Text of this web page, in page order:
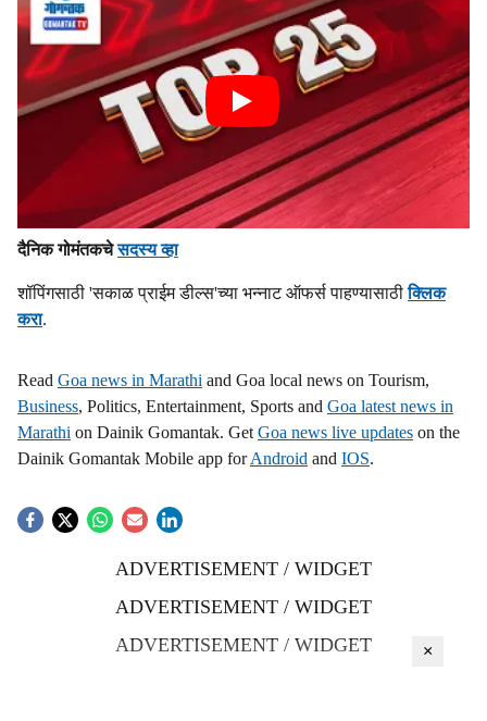
दैनिक गोमंतकचेसदस्य व्हा
शॉपिंगसाठी 'सकाळ प्राईम डील्स'च्या भन्नाट ऑफर्स पाहण्यासाठीक्लिक
करा.
Read Goa news in Marathi and Goa local news on Tourism,
Business, Politics, Entertainment, Sports and Goa latest news in
Marathi on Dainik Gomantak. Get Goa news live updates on the
Dainik Gomantak Mobile app forAndroid and IOS.
ADVERTISEMENT / WIDGET
ADVERTISEMENT / WIDGET
ADVERTISEMENT / WIDGET
×